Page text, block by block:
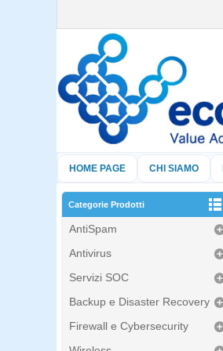
HOME PAGE CHI SIAMO
Categorie Prodotti
AntiSpam
Antivirus
Servizi SOC
Backup e Disaster Recovery
Firewall e Cybersecurity